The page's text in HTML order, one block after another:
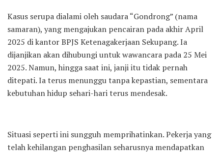
Kasus serupa dialami oleh saudara “Gondrong” (nama
samaran), yang mengajukan pencairan pada akhir April
2025 di kantor BPJS Ketenagakerjaan Sekupang. Ia
dijanjikan akan dihubungi untuk wawancara pada 25 Mei
2025. Namun, hingga saat ini, janji itu tidak pernah
ditepati. Ia terus menunggu tanpa kepastian, sementara
kebutuhan hidup sehari-hari terus mendesak.
Situasi seperti ini sungguh memprihatinkan. Pekerja yang
telah kehilangan penghasilan seharusnya mendapatkan